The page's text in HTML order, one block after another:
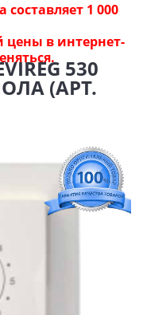
1 000
цены в интернет-
530
(АРТ.